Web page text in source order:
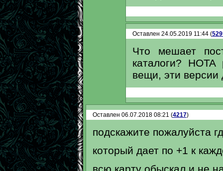
Оставлен 24.05.2019 11:44 (
Что мешает
каталоги?
вещи, эти версии
Оставлен 06.07.2018 08:21 (4217)
подскажите пожалуйста
который дает по +1 к